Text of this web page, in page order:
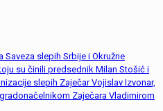
Saveza slepih Srbije i Okružne
su činili predsednik Milan Stošić i
slepih Zaječar Vojislav Izvonar,
Zaječara Vladimirom